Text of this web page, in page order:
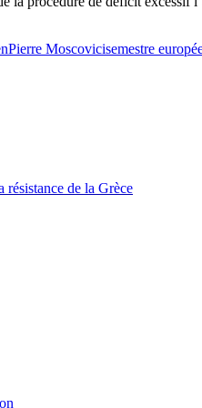
Pierre Moscovicisemestre
résistance de la Grèce